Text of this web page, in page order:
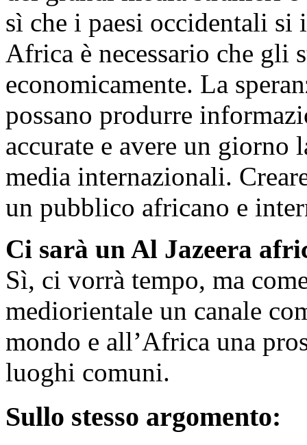
sì che i paesi occidentali si
Africa è necessario che gli
economicamente. La
possano produrre
accurate e avere un giorno
media internazionali.
un pubblico africano e
Ci sarà un Al Jazeera
Sì, ci vorrà tempo, ma
mediorientale un canale
mondo e all’Africa una
luoghi comuni.
Sullo stesso argomento: